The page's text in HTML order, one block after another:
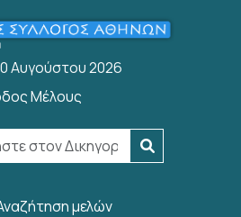
περιεχόμενο
Αυγούστου 2026
User account menu
Μέλους
μελών